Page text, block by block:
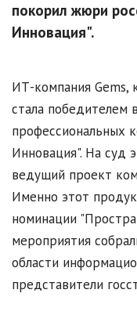
покорил жюри
Инновация".
ИТ-компания Gems,
стала победителем
профессиональных
Инновация". На суд
ведущий проект
Именно этот
номинации
мероприятия
области
представители